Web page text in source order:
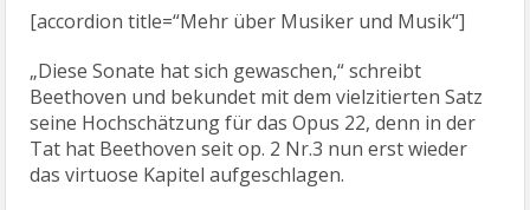
[accordion title=“Mehr über Musiker und Musik“]
„Diese Sonate hat sich gewaschen,“ schreibt
Beethoven und bekundet mit dem vielzitierten Satz
seine Hochschätzung für das Opus 22, denn in der
Tat hat Beethoven seit op. 2 Nr.3 nun erst wieder
das virtuose Kapitel aufgeschlagen.